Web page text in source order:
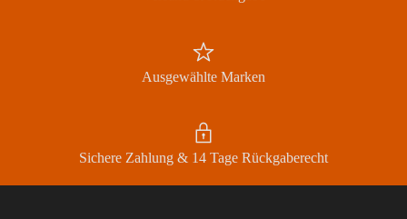
Ausgewählte Marken
Sichere Zahlung & 14 Tage Rückgaberecht